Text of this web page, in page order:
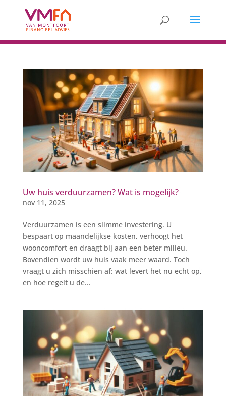
Uw huis verduurzamen? Wat is mogelijk?
nov 11, 2025
Verduurzamen is een slimme investering. U
bespaart op maandelijkse kosten, verhoogt het
wooncomfort en draagt bij aan een beter milieu.
Bovendien wordt uw huis vaak meer waard. Toch
vraagt u zich misschien af: wat levert het nu echt op,
en hoe regelt u de...